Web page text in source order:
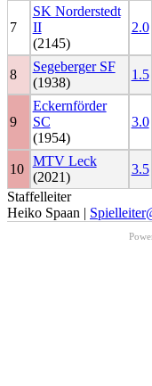
7
SK Norderstedt
II
(2145)
2.0
8
Segeberger SF
(1938)
1.5
9
Eckernförder
SC
(1954)
3.0
10
MTV Leck
(2021)
3.5
Staffelleiter
Heiko Spaan |